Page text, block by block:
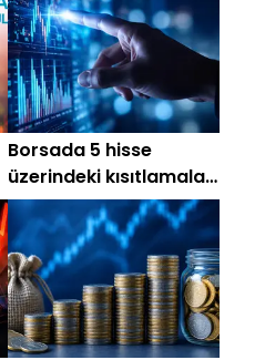
Borsada 5 hisse
üzerindeki kısıtlamalar
sona eriyor